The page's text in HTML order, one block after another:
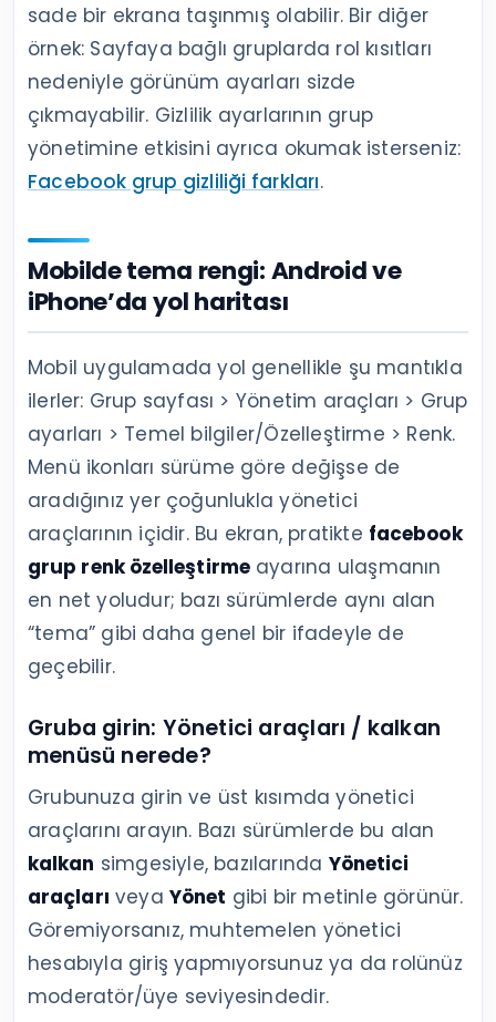
sade bir ekrana taşınmış olabilir. Bir diğer
örnek: Sayfaya bağlı gruplarda rol kısıtları
nedeniyle görünüm ayarları sizde
çıkmayabilir. Gizlilik ayarlarının grup
yönetimine etkisini ayrıca okumak isterseniz:
Facebook grup gizliliği farkları.
Mobilde tema rengi: Android ve
iPhone’da yol haritası
Mobil uygulamada yol genellikle şu mantıkla
ilerler: Grup sayfası > Yönetim araçları > Grup
ayarları > Temel bilgiler/Özelleştirme > Renk.
Menü ikonları sürüme göre değişse de
aradığınız yer çoğunlukla yönetici
araçlarının içidir. Bu ekran, pratikte facebook
grup renk özelleştirmeayarına ulaşmanın
en net yoludur; bazı sürümlerde aynı alan
“tema” gibi daha genel bir ifadeyle de
geçebilir.
Gruba girin: Yönetici araçları / kalkan
menüsü nerede?
Grubunuza girin ve üst kısımda yönetici
araçlarını arayın. Bazı sürümlerde bu alan
kalkan simgesiyle, bazılarında Yönetici
araçları veya Yönet gibi bir metinle görünür.
Göremiyorsanız, muhtemelen yönetici
hesabıyla giriş yapmıyorsunuz ya da rolünüz
moderatör/üye seviyesindedir.